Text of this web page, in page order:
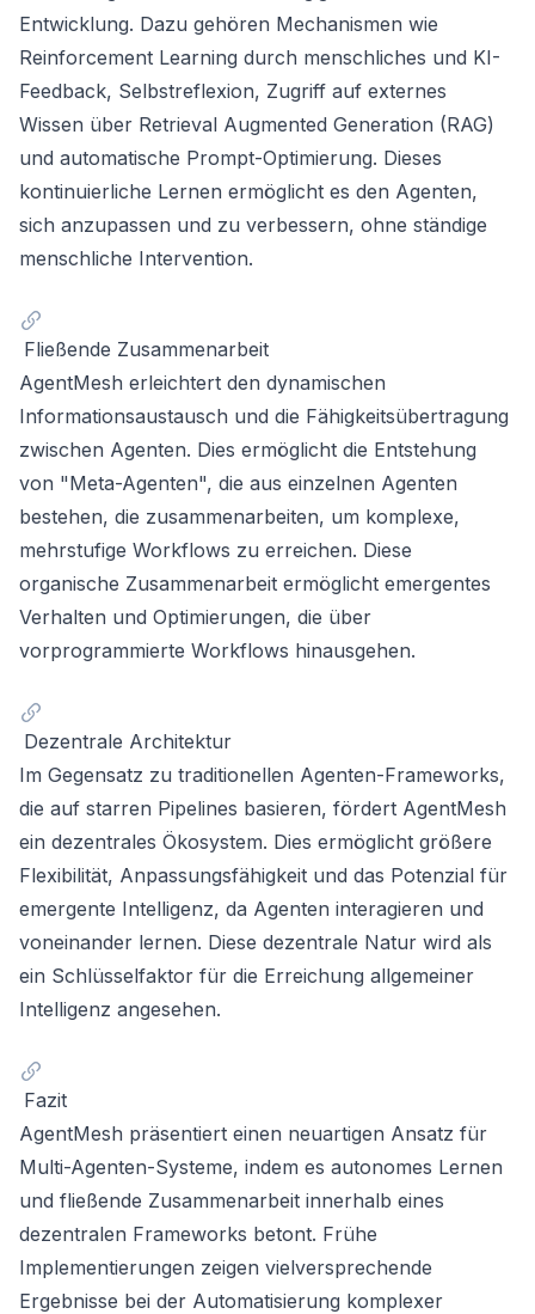
Entwicklung. Dazu gehören Mechanismen wie
Reinforcement Learning durch menschliches und KI-
Feedback, Selbstreflexion, Zugriff auf externes
Wissen über Retrieval Augmented Generation (RAG)
und automatische Prompt-Optimierung. Dieses
kontinuierliche Lernen ermöglicht es den Agenten,
sich anzupassen und zu verbessern, ohne ständige
menschliche Intervention.
Fließende Zusammenarbeit
AgentMesh erleichtert den dynamischen
Informationsaustausch und die Fähigkeitsübertragung
zwischen Agenten. Dies ermöglicht die Entstehung
von "Meta-Agenten", die aus einzelnen Agenten
bestehen, die zusammenarbeiten, um komplexe,
mehrstufige Workflows zu erreichen. Diese
organische Zusammenarbeit ermöglicht emergentes
Verhalten und Optimierungen, die über
vorprogrammierte Workflows hinausgehen.
Dezentrale Architektur
Im Gegensatz zu traditionellen Agenten-Frameworks,
die auf starren Pipelines basieren, fördert AgentMesh
ein dezentrales Ökosystem. Dies ermöglicht größere
Flexibilität, Anpassungsfähigkeit und das Potenzial für
emergente Intelligenz, da Agenten interagieren und
voneinander lernen. Diese dezentrale Natur wird als
ein Schlüsselfaktor für die Erreichung allgemeiner
Intelligenz angesehen.
Fazit
AgentMesh präsentiert einen neuartigen Ansatz für
Multi-Agenten-Systeme, indem es autonomes Lernen
und fließende Zusammenarbeit innerhalb eines
dezentralen Frameworks betont. Frühe
Implementierungen zeigen vielversprechende
Ergebnisse bei der Automatisierung komplexer